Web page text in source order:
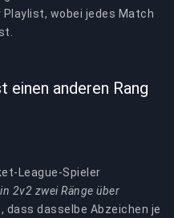
Playlist, wobei jedes Match
einen anderen Rang
League-Spieler
2v2 zwei Ränge über
dasselbe Abzeichen je